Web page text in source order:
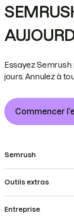
Essayez
jours. Annulez à
Commencer
Semrush
Outils extras
Entreprise